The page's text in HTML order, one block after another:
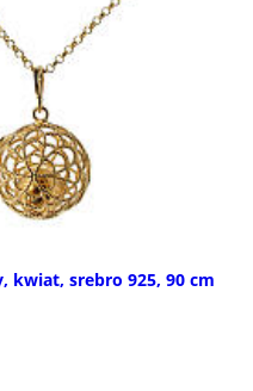
kwiat, srebro 925, 90 cm